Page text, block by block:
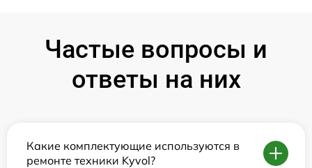
Частые вопросы и
ответы на них
Какие комплектующие используются в
ремонте техники Kyvol?